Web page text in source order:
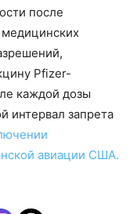
после
Pfizer-
каждой дозы
интервал запрета
авиации США.